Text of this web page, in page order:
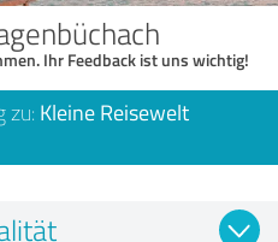
Ihr Feedback ist uns wichtig!
zu: Kleine Reisewelt